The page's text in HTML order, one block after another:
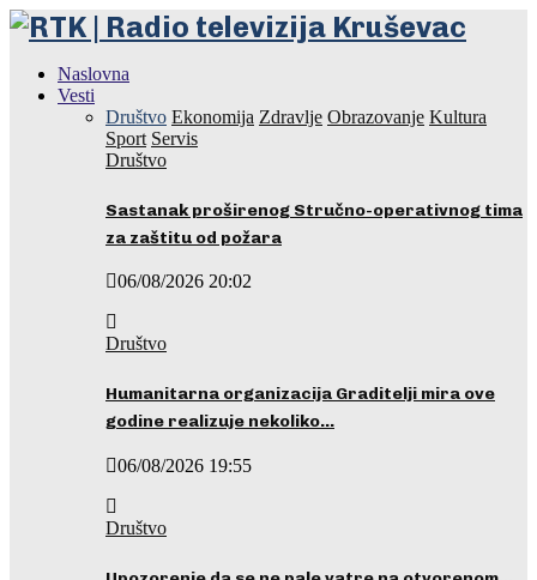
Naslovna
Vesti
Društvo Ekonomija Zdravlje Obrazovanje Kultura
Sport Servis
Društvo
Sastanak proširenog Stručno-operativnog tima
za zaštitu od požara
06/08/2026 20:02
Društvo
Humanitarna organizacija Graditelji mira ove
godine realizuje nekoliko…
06/08/2026 19:55
Društvo